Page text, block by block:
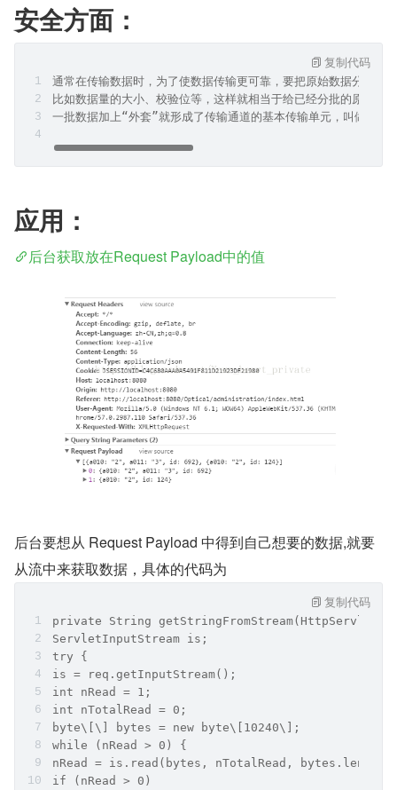
安全方面：
通常在传输数据时，为了使数据传输更可靠，要把原始数据分批传
比如数据量的大小、校验位等，这样就相当于给已经分批的原始
一批数据加上“外套”就形成了传输通道的基本传输单元，叫做数
复制代码
应用：
后台获取放在Request Payload中的值
后台要想从 Request Payload 中得到自己想要的数据,就要
从流中来获取数据，具体的代码为
private String
ServletInputStream is;
try {
is = req.getInputStream();
int nRead = 1;
int nTotalRead = 0;
byte\[\] bytes = new byte\[10240\];
while (nRead > 0) {
nRead = is.read(bytes, nTotalRead, bytes.length
if (nRead > 0)
复制代码